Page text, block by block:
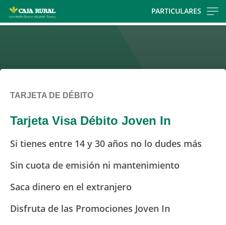
PARTICULARES
TARJETA DE DÉBITO
Tarjeta Visa Débito Joven In
Si tienes entre 14 y 30 años no lo dudes más
Sin cuota de emisión ni mantenimiento
Saca dinero en el extranjero
Disfruta de las Promociones Joven In